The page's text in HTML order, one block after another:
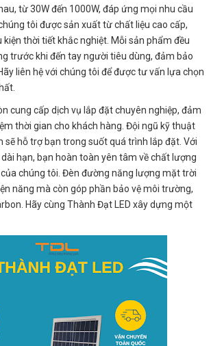
từ 30W đến 1000W, đáp ứng mọi nhu cầu
tôi được sản xuất từ chất liệu cao cấp,
kiện thời tiết khắc nghiệt. Mỗi sản phẩm đều
trước khi đến tay người tiêu dùng, đảm bảo
liên hệ với chúng tôi để được tư vấn lựa chọn
cung cấp dịch vụ lắp đặt chuyên nghiệp, đảm
thời gian cho khách hàng. Đội ngũ kỹ thuật
sẽ hỗ trợ bạn trong suốt quá trình lắp đặt. Với
hạn, bạn hoàn toàn yên tâm về chất lượng
chúng tôi. Đèn đường năng lượng mặt trời
năng mà còn góp phần bảo vệ môi trường,
Hãy cùng Thành Đạt LED xây dựng một